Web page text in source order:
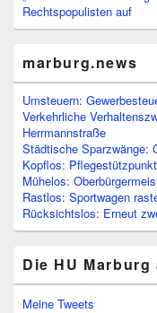
Rechtspopulisten auf
marburg.news
Umsteuern:
Verkehrliche
Herrmannstraße
Städtische Sparzwänge:
Kopflos:
Mühelos:
Rastlos: Sportwagen
Rücksichtslos: Erneut
Die HU
Meine Tweets